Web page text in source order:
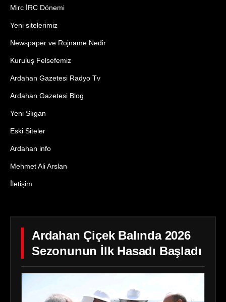
Mirc İRC Dönemi
Yeni sitelerimiz
Newspaper ve Rojname Nedir
Kuruluş Felsefemiz
Ardahan Gazetesi Radyo Tv
Ardahan Gazetesi Blog
Yeni Slıgan
Eski Siteler
Ardahan info
Mehmet Ali Arslan
İletişim
Ardahan Çiçek Balında 2026
Sezonunun İlk Hasadı Başladı